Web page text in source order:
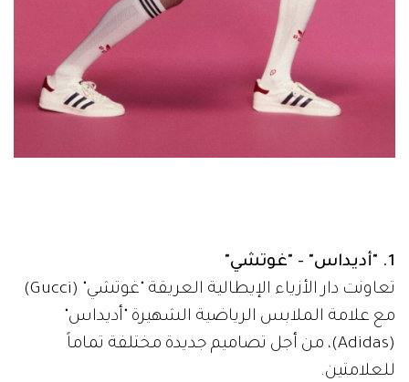
1. "أديداس" - "غوتشي"
تعاونت دار الأزياء الإيطالية العريقة "غوتشي" (Gucci)
مع علامة الملابس الرياضية الشهيرة "أديداس"
(Adidas)، من أجل تصاميم جديدة مختلفة تماماً
للعلامتين.